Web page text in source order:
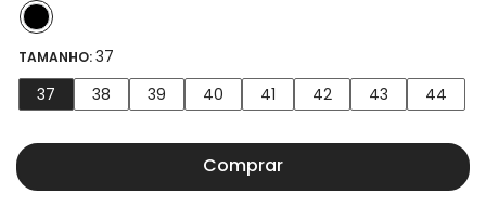
TAMANHO:37
37
38 39 40 41 42 43 44
Comprar